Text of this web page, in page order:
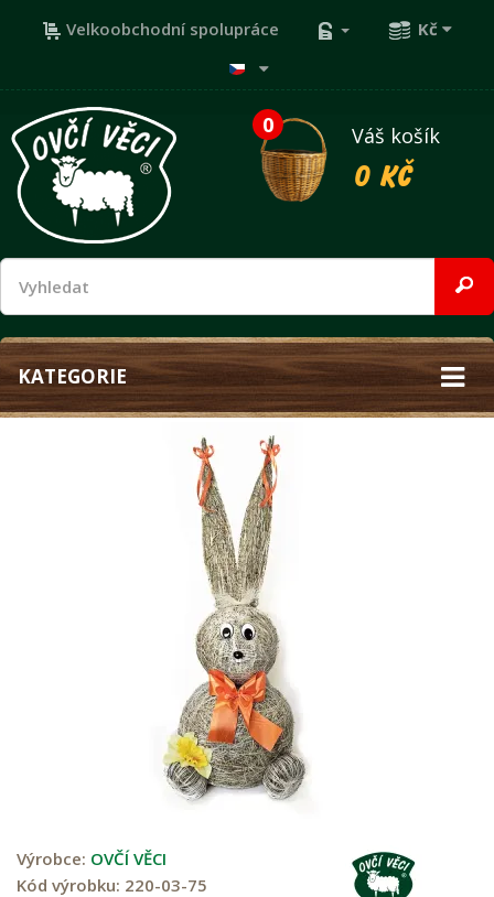
Velkoobchodní spolupráce Kč
0
Váš košík
0 Kč
KATEGORIE
Výrobce: OVČÍ VĚCI
Kód výrobku: 220-03-75